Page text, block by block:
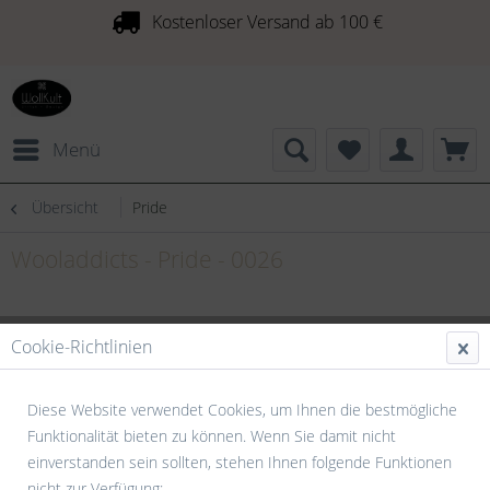
Kostenloser Versand ab 100 €
Menü
Übersicht Pride
Cookie-Richtlinien
Diese Website verwendet Cookies, um Ihnen die bestmögliche
Funktionalität bieten zu können. Wenn Sie damit nicht
einverstanden sein sollten, stehen Ihnen folgende Funktionen